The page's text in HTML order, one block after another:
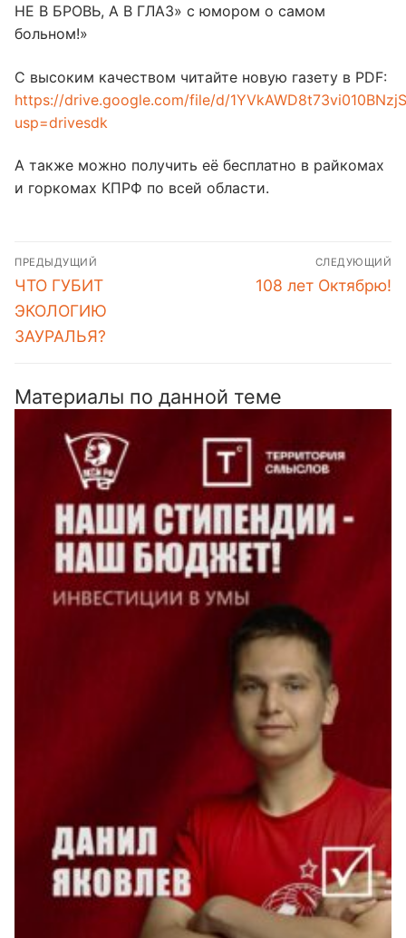
НЕ В БРОВЬ, А В ГЛАЗ» с юмором о самом
больном!»
С высоким качеством читайте новую газету в PDF:
https://drive.google.com/file/d/
usp=drivesdk
А также можно получить еë бесплатно в райкомах
и горкомах КПРФ по всей области.
Навигация
по
записям
ПРЕДЫДУЩИЙ
Предыдущая
запись:
ЧТО ГУБИТ
ЭКОЛОГИЮ
ЗАУРАЛЬЯ?
СЛЕДУЮЩИЙ
Следующая
108 лет Октябрю!
Материалы по данной теме